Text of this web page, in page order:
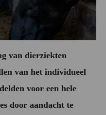
van dierziekten
van het individueel
voor een hele
door aandacht te